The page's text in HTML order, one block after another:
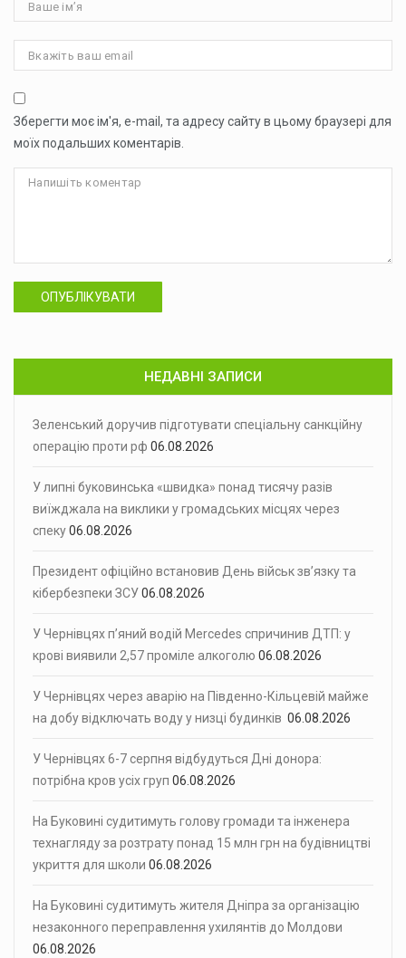
Зберегти моє ім'я, e-mail, та адресу сайту в цьому браузері для
моїх подальших коментарів.
ОПУБЛІКУВАТИ
НЕДАВНІ ЗАПИСИ
Зеленський доручив підготувати спеціальну санкційну
операцію проти рф 06.08.2026
У липні буковинська «швидка» понад тисячу разів
виїжджала на виклики у громадських місцях через
спеку06.08.2026
Президент офіційно встановив День військ зв’язку та
кібербезпеки ЗСУ06.08.2026
У Чернівцях п’яний водій Mercedes спричинив ДТП: у
крові виявили 2,57 проміле алкоголю 06.08.2026
У Чернівцях через аварію на Південно-Кільцевій майже
на добу відключать воду у низці будинків 06.08.2026
У Чернівцях 6-7 серпня відбудуться Дні донора:
потрібна кров усіх груп 06.08.2026
На Буковині судитимуть голову громади та інженера
технагляду за розтрату понад 15 млн грн на будівництві
укриття для школи 06.08.2026
На Буковині судитимуть жителя Дніпра за організацію
незаконного переправлення ухилянтів до Молдови
06.08.2026